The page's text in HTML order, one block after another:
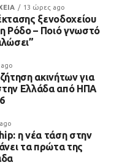
13 ώρες ago
ξενοδοχείου
Ρόδο – Ποιό γνωστό
ακινήτων για
Ελλάδα από ΗΠΑ
η νέα τάση στην
τα πρώτα της